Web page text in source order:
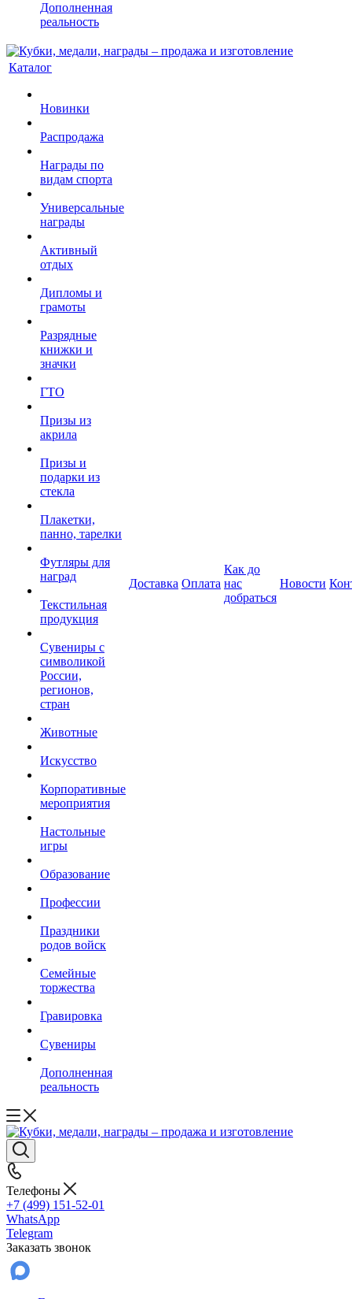
Дополненная
реальность
Каталог
Новинки
Распродажа
Награды по
видам спорта
Универсальные
награды
Активный
отдых
Дипломы и
грамоты
Разрядные
книжки и
значки
ГТО
Призы из
акрила
Призы и
подарки из
стекла
Плакетки,
панно, тарелки
Футляры для
наград
Текстильная
продукция
Сувениры с
символикой
России,
регионов,
стран
Животные
Искусство
Корпоративные
мероприятия
Настольные
игры
Образование
Профессии
Праздники
родов войск
Семейные
торжества
Гравировка
Сувениры
Дополненная
реальность
Доставка Оплата
Как до
нас
добраться
Новости
Телефоны
+7 (499) 151-52-01
WhatsApp
Telegram
Заказать звонок